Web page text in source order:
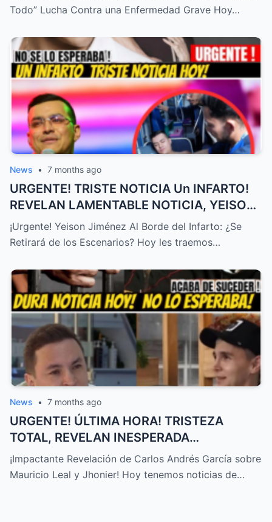
Todo” Lucha Contra una Enfermedad Grave Hoy…
News • 7 months ago
URGENTE! TRISTE NOTICIA Un INFARTO!
REVELAN LAMENTABLE NOTICIA, YEISON
JIMÉNEZ HOY, ÚLTIMA HORA! – HTT
¡Urgente! Yeison Jiménez Al Borde del Infarto: ¿Se
Retirará de los Escenarios? Hoy les traemos…
News • 7 months ago
URGENTE! ÚLTIMA HORA! TRISTEZA
TOTAL, REVELAN INESPERADA
DECLARACIÓN Sobre MAURICIO LEAL,
JHONIER… – HTT
¡Impactante Revelación de Carlos Andrés García sobre
Mauricio Leal y Jhonier! Hoy tenemos noticias de…